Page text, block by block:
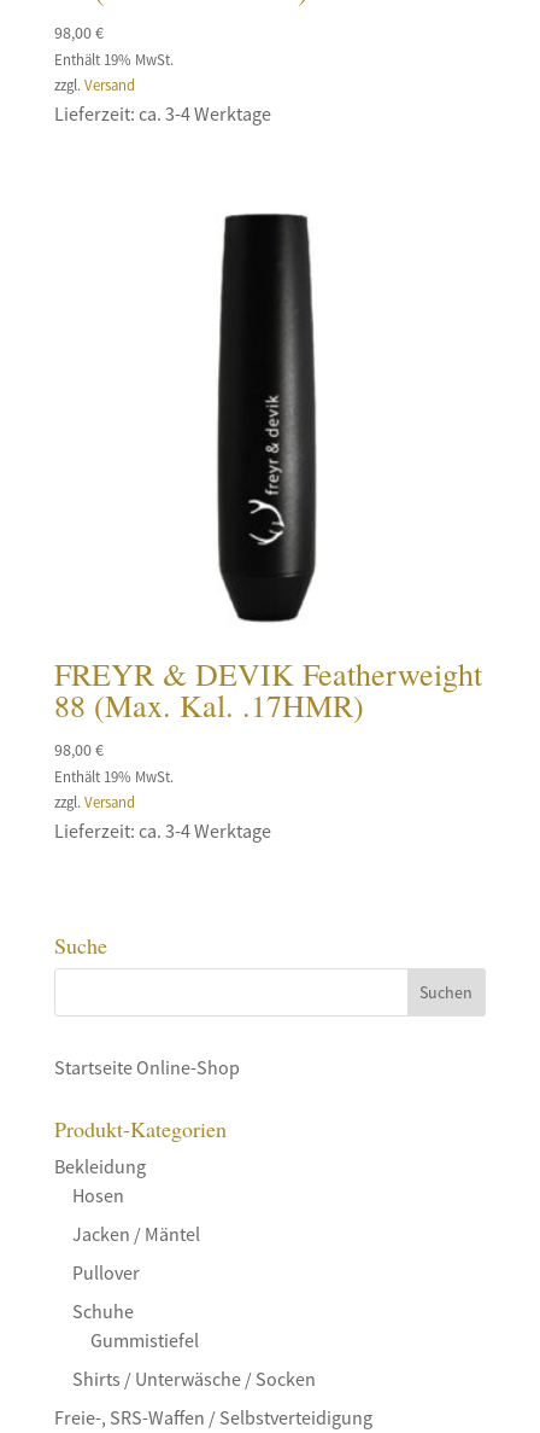
98,00€
Enthält 19% MwSt.
zzgl.Versand
Lieferzeit: ca. 3-4 Werktage
FREYR & DEVIK Featherweight
88 (Max. Kal. .17HMR)
98,00€
Enthält 19% MwSt.
zzgl. Versand
Lieferzeit: ca. 3-4 Werktage
Suche
Startseite Online-Shop
Produkt-Kategorien
Bekleidung
Hosen
Jacken / Mäntel
Pullover
Schuhe
Gummistiefel
Shirts / Unterwäsche / Socken
Freie-, SRS-Waffen / Selbstverteidigung